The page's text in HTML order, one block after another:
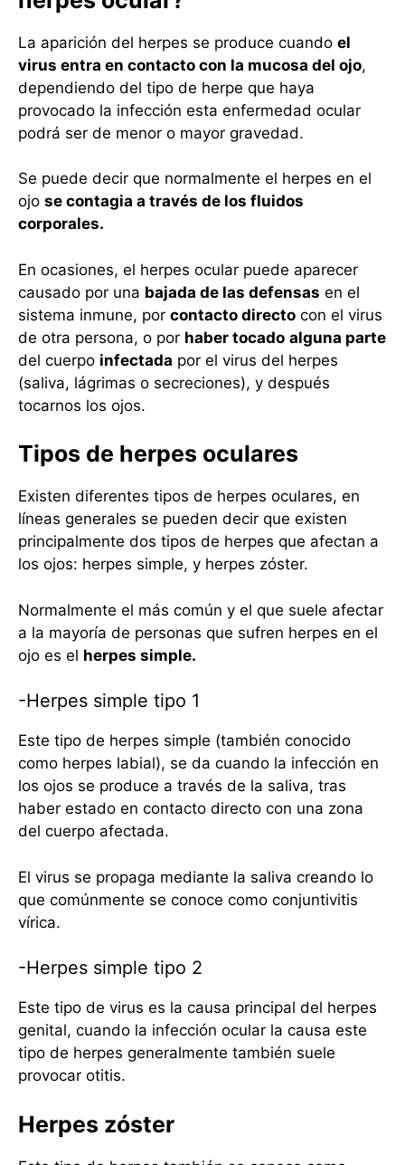
La aparición del herpes se produce cuando el
virus entra en contacto con la mucosa del ojo,
dependiendo del tipo de herpe que haya
provocado la infección esta enfermedad ocular
podrá ser de menor o mayor gravedad.
Se puede decir que normalmente el herpes en el
ojo se contagia a través de los fluidos
corporales.
En ocasiones, el herpes ocular puede aparecer
causado por una bajada de las defensas en el
sistema inmune, por contacto directo con el virus
de otra persona, o por haber tocado alguna parte
del cuerpo infectada por el virus del herpes
(saliva, lágrimas o secreciones), y después
tocarnos los ojos.
Tipos de herpes oculares
Existen diferentes tipos de herpes oculares, en
líneas generales se pueden decir que existen
principalmente dos tipos de herpes que afectan a
los ojos: herpes simple, y herpes zóster.
Normalmente el más común y el que suele afectar
a la mayoría de personas que sufren herpes en el
ojo es el herpes simple.
-Herpes simple tipo 1
Este tipo de herpes simple (también conocido
como herpes labial), se da cuando la infección en
los ojos se produce a través de la saliva, tras
haber estado en contacto directo con una zona
del cuerpo afectada.
El virus se propaga mediante la saliva creando lo
que comúnmente se conoce como conjuntivitis
vírica.
-Herpes simple tipo 2
Este tipo de virus es la causa principal del herpes
genital, cuando la infección ocular la causa este
tipo de herpes generalmente también suele
provocar otitis.
Herpes zóster